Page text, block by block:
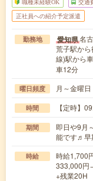
職種未経験OK 交通
正社員への紹介予定派遣
勤務地 愛知県名
荒子駅か
線)駅から
車12分
曜日頻度 月～金曜日
時間 【定時】
期間
即日や9月
能です♬早
時給
時給1,700
333,000円
+残業20H